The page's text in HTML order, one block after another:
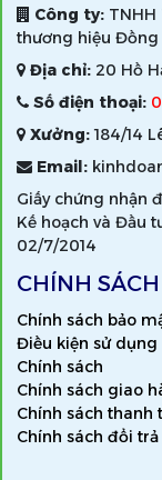
Công ty:
thương hiệu Đồng
Địa chỉ: 20 Hồ
Số điện thoại:
Xưởng:184/14
Email:
Giấy chứng nhận
Kế hoạch và Đầu
02/7/2014
CHÍNH SÁCH
Chính sách bảo
Điều kiện sử dụng
Chính sách
Chính sách giao
Chính sách thanh
Chính sách đổi